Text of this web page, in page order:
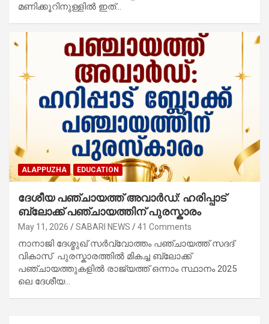
മണിക്കൂറിനുള്ളിൽ ഇത്…
ALAPPUZHA EDUCATION
ദേശീയ പഞ്ചായത്ത് അവാർഡ്: ഹരിപ്പാട്
ബ്ലോക്ക് പഞ്ചായത്തിന് പുരസ്കാരം
May 11, 2026 SABARI NEWS 41 Comments
നാനാജി ദേശ്മുഖ് സർവ്വോത്തം പഞ്ചായത്ത് സദദ്
വികാസ് പുരസ്കാരത്തിൽ മികച്ച ബ്ലോക്ക്
പഞ്ചായത്തുകളിൽ രാജ്യത്ത് ഒന്നാം സ്ഥാനം 2025
ലെ ദേശീയ…